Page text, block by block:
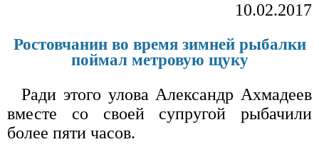
10.02.2017
Ростовчанин во время зимней рыбалки
поймал метровую щуку
Ради этого улова Александр Ахмадеев
вместе со своей супругой рыбачили
более пяти часов.